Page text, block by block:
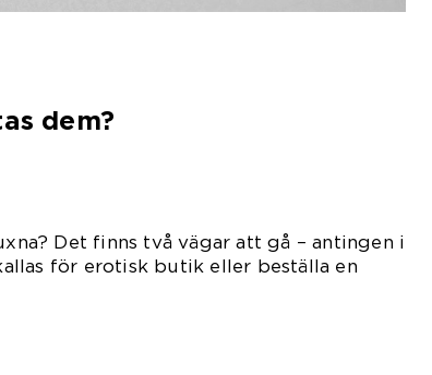
dem?
Det finns två vägar att gå – antingen i
för erotisk butik eller beställa en